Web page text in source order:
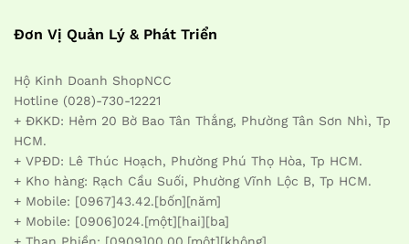
Đơn Vị Quản Lý & Phát Triển
Hộ Kinh Doanh ShopNCC
Hotline (028)-730-12221
+ ĐKKD: Hẻm 20 Bờ Bao Tân Thắng, Phường Tân Sơn Nhì, Tp
HCM.
+ VPĐD: Lê Thúc Hoạch, Phường Phú Thọ Hòa, Tp HCM.
+ Kho hàng: Rạch Cầu Suối, Phường Vĩnh Lộc B, Tp HCM.
+ Mobile: [0967]43.42.[bốn][năm]
+ Mobile: [0906]024.[một][hai][ba]